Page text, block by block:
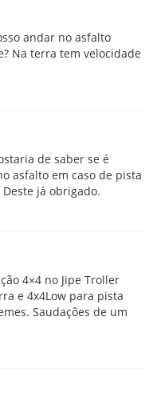
andar no asfalto
Na terra tem velocidade
de saber se é
asfalto em caso de pista
já obrigado.
4×4 no Jipe Troller
e 4x4Low para pista
Saudações de um